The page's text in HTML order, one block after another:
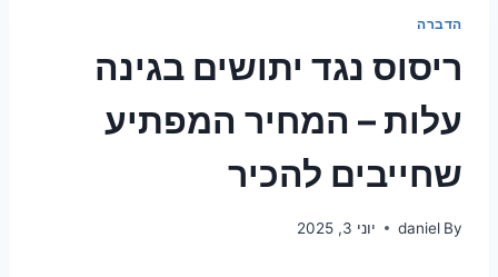
הדברה
ריסוס נגד יתושים בגינה
עלות – המחיר המפתיע
שחייבים להכיר
By
daniel יוני 3, 2025